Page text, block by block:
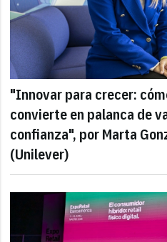
"Innovar para crecer:
convierte en palanca de
confianza", por Marta
(Unilever)